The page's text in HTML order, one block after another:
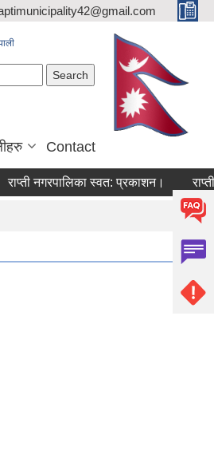
Contact
नगरपालिका स्वत: प्रकाशन। राप्ती